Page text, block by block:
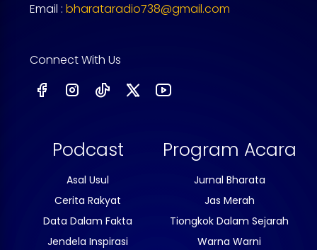
Email : bharataradio738@gmail.com
Connect With Us
Podcast
Asal Usul
Cerita Rakyat
Data Dalam Fakta
Jendela Inspirasi
Program Acara
Jurnal Bharata
Jas Merah
Tiongkok Dalam Sejarah
Warna Warni